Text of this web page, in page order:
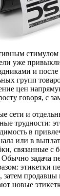
стимулом
уже
и
групп
цен
говоря, с
сети и
трудности:
в
или в
связанные с
задача
этикетки
затем продавцы
новые